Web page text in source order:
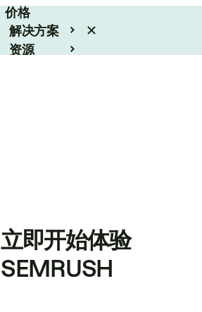
价格
解决方案
资源
立即开始体验
SEMRUSH